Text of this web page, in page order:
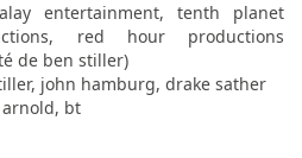
entertainment, tenth planet
red hour productions
de ben stiller)
john hamburg, drake sather
arnold, bt